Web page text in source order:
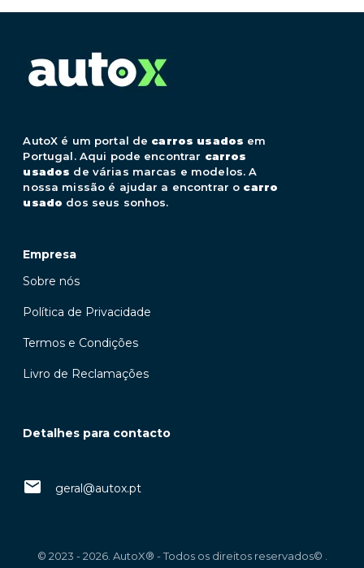
AutoX é um portal de carros usados em
Portugal. Aqui pode encontrar carros
usados de várias marcas e modelos. A
nossa missão é ajudar a encontrar o carro
usado dos seus sonhos.
Empresa
Sobre nós
Política de Privacidade
Termos e Condições
Livro de Reclamações
Detalhes para contacto
geral@autox.pt
© 2023 - 2026. AutoX® - Todos os direitos reservados© .